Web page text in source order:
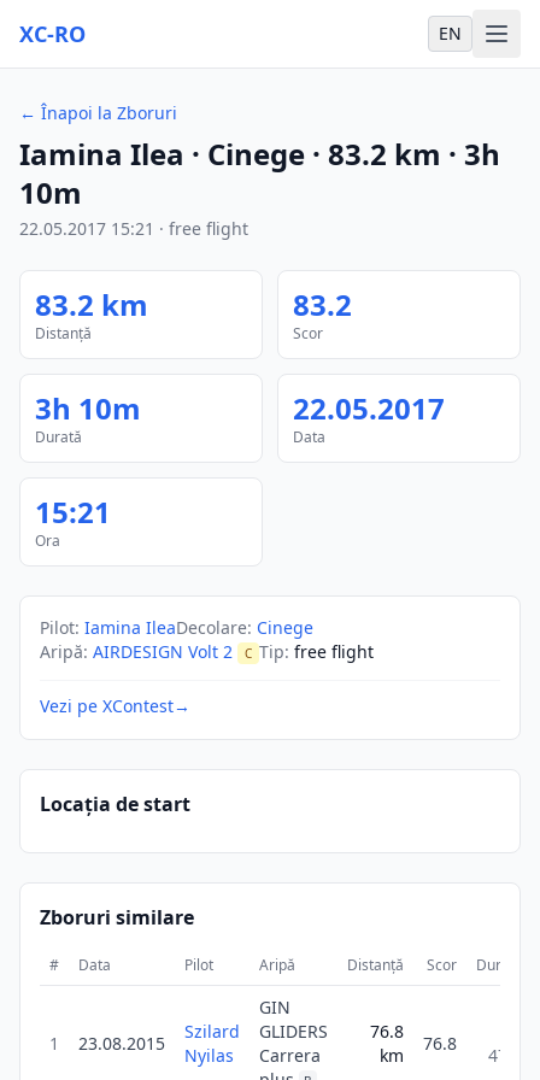
XC-RO EN
← Înapoi la Zboruri
Iamina Ilea · Cinege · 83.2 km · 3h
10m
22.05.2017 15:21 · free flight
83.2 km
Distanță
83.2
Scor
3h 10m
Durată
22.05.2017
Data
15:21
Ora
Pilot: Iamina IleaDecolare: Cinege
Aripă: AIRDESIGN Volt 2 C Tip: free flight
Vezi pe XContest→
Locația de start
Zboruri similare
# Data Pilot Aripă Distanță Scor Durată
1 23.08.2015
Szilard
Nyilas
GIN
GLIDERS
Carrera
76.8
km
76.8
47m